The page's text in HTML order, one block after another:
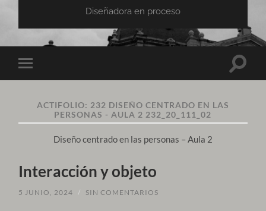
Diseñadora en proceso
Alternar
el
móvil
ACTIFOLIO: 232 DISEÑO CENTRADO EN LAS
PERSONAS - AULA 2 232_20_111_02
Diseño centrado en las personas – Aula 2
Interacción y objeto
5 JUNIO, 2024 / SIN COMENTARIOS